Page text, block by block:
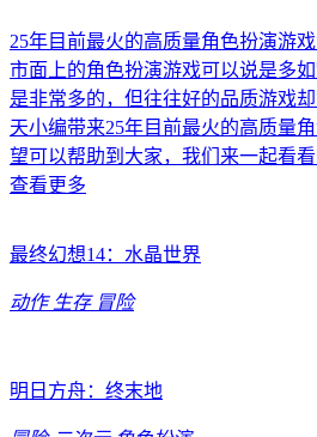
25年目前最火的高质量角色扮演游
市面上的角色扮演游戏可以说是多
是非常多的，但往往好的品质游戏
天小编带来25年目前最火的高质量
望可以帮助到大家，我们来一起看看
查看更多
最终幻想14：水晶世界
动作 生存 冒险
明日方舟：终末地